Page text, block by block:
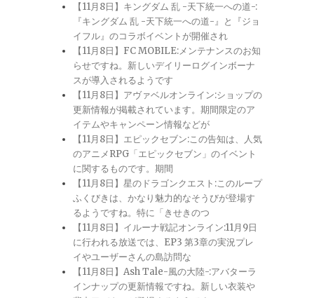
【11月8日】キングダム 乱 -天下統一への道-:
『キングダム 乱 -天下統一への道-』と『ジョ
イフル』のコラボイベントが開催され
【11月8日】FC MOBILE:メンテナンスのお知
らせですね。新しいデイリーログインボーナ
スが導入されるようです
【11月8日】アヴァベルオンライン:ショップの
更新情報が掲載されています。期間限定のア
イテムやキャンペーン情報などが
【11月8日】エピックセブン:この告知は、人気
のアニメRPG「エピックセブン」のイベント
に関するものです。期間
【11月8日】星のドラゴンクエスト:このループ
ふくびきは、かなり魅力的なそうびが登場す
るようですね。特に「きせきのつ
【11月8日】イルーナ戦記オンライン:11月9日
に行われる放送では、EP3 第3章の実況プレ
イやユーザーさんの島訪問な
【11月8日】Ash Tale-風の大陸-:アバターラ
インナップの更新情報ですね。新しい衣装や